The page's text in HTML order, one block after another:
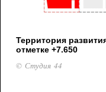
Территория
отметке +7.650
© Студия 44